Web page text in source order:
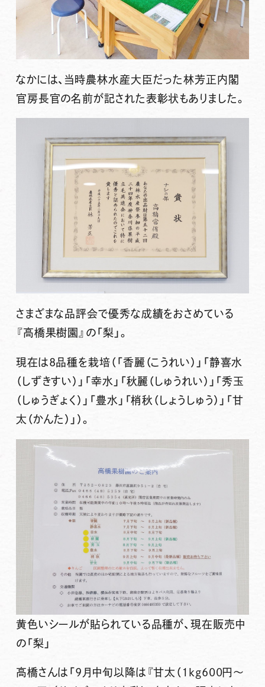
なかには、当時農林水産大臣だった林芳正内閣
官房長官の名前が記された表彰状もありました。
さまざまな品評会で優秀な成績をおさめている
『高橋果樹園』の「梨」。
現在は8品種を栽培（「香麗（こうれい）」「静喜水
（しずきすい）」「幸水」「秋麗（しゅうれい）」「秀玉
（しゅうぎょく）」「豊水」「梢秋（しょうしゅう）」「甘
太（かんた）」）。
黄色いシールが貼られている品種が、現在販売中
の「梨」
高橋さんは 「9月中旬以降は『甘太（1kg600円～